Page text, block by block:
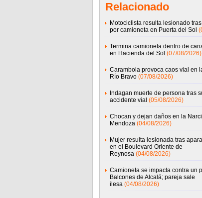
Relacionado
Motociclista resulta lesionado
por camioneta en Puerta del Sol
Termina camioneta dentro de
en Hacienda del Sol (07/08/2026)
Carambola provoca caos vial en
Río Bravo (07/08/2026)
Indagan muerte de persona tras
accidente vial (05/08/2026)
Chocan y dejan daños en la
Mendoza (04/08/2026)
Mujer resulta lesionada tras
en el Boulevard Oriente de
Reynosa (04/08/2026)
Camioneta se impacta contra un
Balcones de Alcalá; pareja sale
ilesa (04/08/2026)